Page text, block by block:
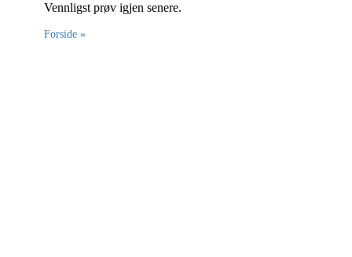
Vennligst prøv igjen senere.
Forside »